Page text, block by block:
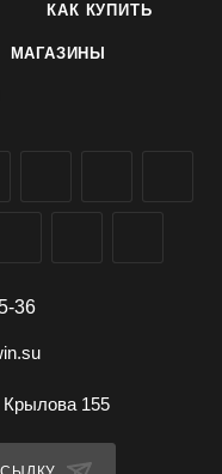
12 - 14 см,
огурца гибридного
КАК КУПИТЬ
МАГАЗИНЫ
36
155